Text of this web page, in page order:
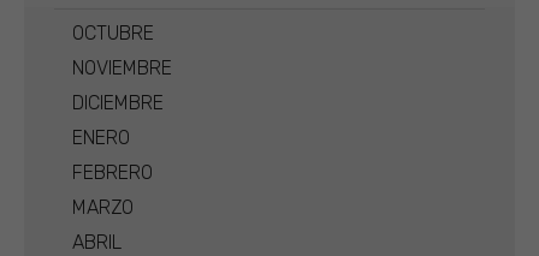
OCTUBRE
NOVIEMBRE
DICIEMBRE
ENERO
FEBRERO
MARZO
ABRIL